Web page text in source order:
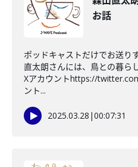
お話
ポッドキャストだけでお送り
直太朗さんには、鳥との暮ら
Xアカウントhttps://
ント...
2025.03.28 |00:07:31